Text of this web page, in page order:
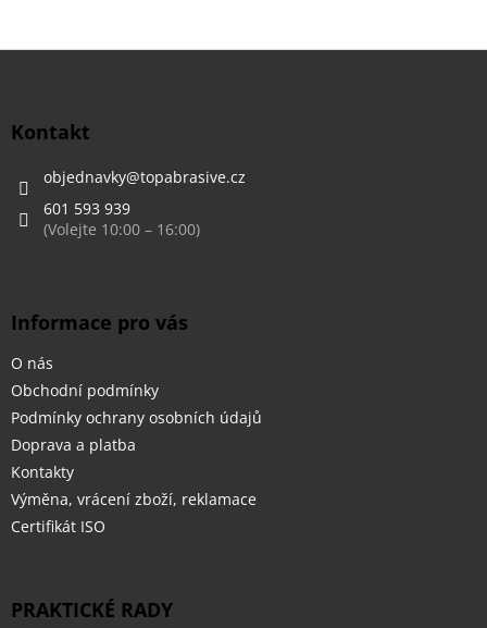
Z
Kontakt
objednavky@topabrasive.cz
601 593 939
Informace pro vás
O nás
Obchodní podmínky
Podmínky ochrany osobních údajů
Doprava a platba
Kontakty
Výměna, vrácení zboží, reklamace
Certifikát ISO
PRAKTICKÉ RADY